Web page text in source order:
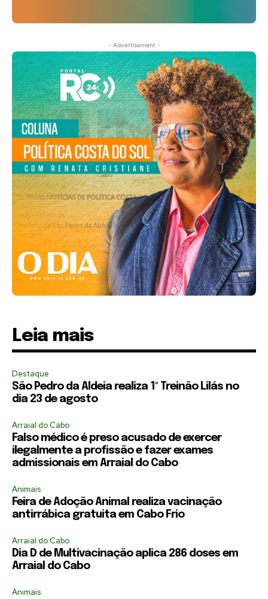
- Advertisement -
Leia mais
Destaque
São Pedro da Aldeia realiza 1º Treinão Lilás no
dia 23 de agosto
Arraial do Cabo
Falso médico é preso acusado de exercer
ilegalmente a profissão e fazer exames
admissionais em Arraial do Cabo
Animais
Feira de Adoção Animal realiza vacinação
antirrábica gratuita em Cabo Frio
Arraial do Cabo
Dia D de Multivacinação aplica 286 doses em
Arraial do Cabo
Animais